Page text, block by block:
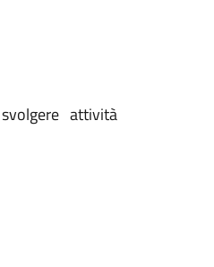
attività